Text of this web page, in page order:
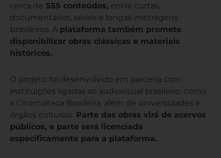
cerca de 555 conteúdos, entre curtas,
documentários, séries e longas-metragens
brasileiros. A plataforma também promete
disponibilizar obras clássicas e materiais
históricos.
O projeto foi desenvolvido em parceria com
instituições ligadas ao audiovisual brasileiro, como
a Cinemateca Brasileira, além de universidades e
órgãos culturais. Parte das obras virá de acervos
públicos, e parte será licenciada
especificamente para a plataforma.